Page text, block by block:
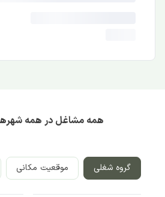
همه مشاغل در همه
گروه شغلی موقعیت مکانی